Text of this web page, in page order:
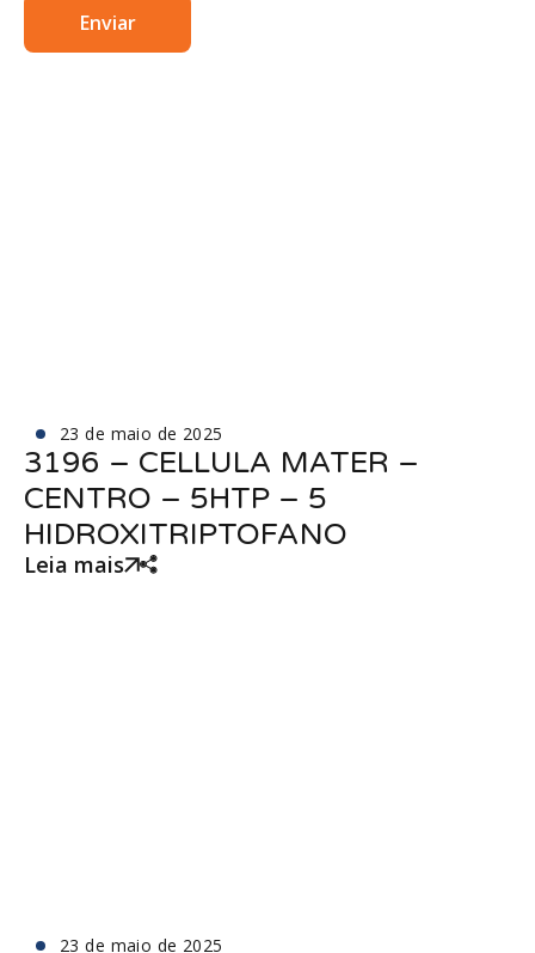
23 de maio de 2025
3196 – CELLULA MATER –
CENTRO – 5HTP – 5
HIDROXITRIPTOFANO
Leia mais
23 de maio de 2025